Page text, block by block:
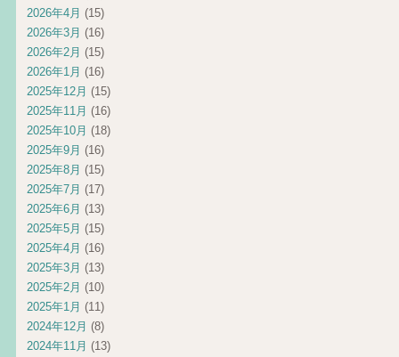
2026年4月 (15)
2026年3月 (16)
2026年2月 (15)
2026年1月 (16)
2025年12月 (15)
2025年11月 (16)
2025年10月 (18)
2025年9月 (16)
2025年8月 (15)
2025年7月 (17)
2025年6月 (13)
2025年5月 (15)
2025年4月 (16)
2025年3月 (13)
2025年2月 (10)
2025年1月 (11)
2024年12月 (8)
2024年11月 (13)